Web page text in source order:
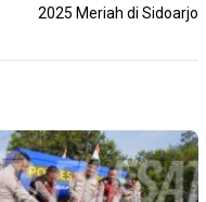
2025 Meriah di Sidoarjo